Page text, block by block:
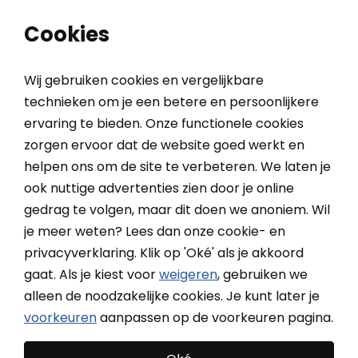
Home Bedieningseenheid (1 functie) (KUX 110)
VELUX Bedieningseenheid
(1 functie) (KUX 110)
Cookies
Wij gebruiken cookies en vergelijkbare
technieken om je een betere en persoonlijkere
ervaring te bieden. Onze functionele cookies
zorgen ervoor dat de website goed werkt en
helpen ons om de site te verbeteren. We laten je
ook nuttige advertenties zien door je online
gedrag te volgen, maar dit doen we anoniem. Wil
je meer weten? Lees dan onze cookie- en
privacyverklaring. Klik op 'Oké' als je akkoord
gaat. Als je kiest voorweigeren, gebruiken we
alleen de noodzakelijke cookies. Je kunt later je
voorkeurenaanpassen op de voorkeuren pagina.